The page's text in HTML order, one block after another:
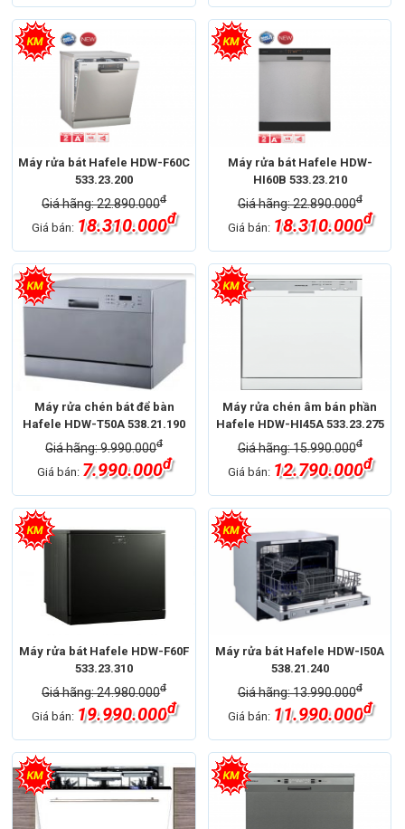
Máy rửa bát Hafele HDW-F60C
533.23.200
Giá hãng: 22.890.000đ
Giá bán: 18.310.000đ
Máy rửa bát Hafele HDW-
HI60B 533.23.210
Giá hãng: 22.890.000đ
Giá bán: 18.310.000đ
Máy rửa chén bát để bàn
Hafele HDW-T50A 538.21.190
Giá hãng: 9.990.000đ
Giá bán: 7.990.000đ
Máy rửa chén âm bán phần
Hafele HDW-HI45A 533.23.275
Giá hãng: 15.990.000đ
Giá bán: 12.790.000đ
Máy rửa bát Hafele HDW-F60F
533.23.310
Giá hãng: 24.980.000đ
Giá bán: 19.990.000đ
Máy rửa bát Hafele HDW-I50A
538.21.240
Giá hãng: 13.990.000đ
Giá bán: 11.990.000đ